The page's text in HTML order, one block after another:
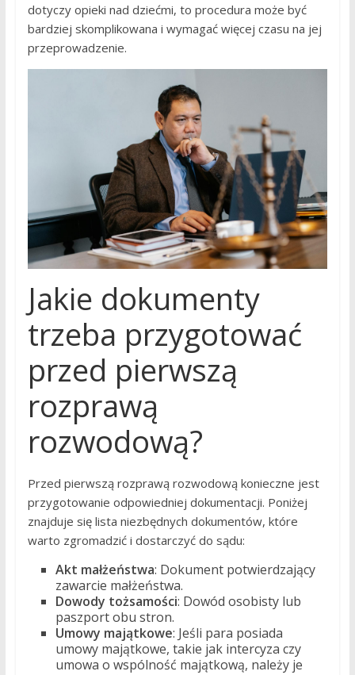
dotyczy opieki nad dziećmi, to procedura może być
bardziej skomplikowana i wymagać więcej czasu na jej
przeprowadzenie.
Jakie dokumenty
trzeba przygotować
przed pierwszą
rozprawą
rozwodową?
Przed pierwszą rozprawą rozwodową konieczne jest
przygotowanie odpowiedniej dokumentacji. Poniżej
znajduje się lista niezbędnych dokumentów, które
warto zgromadzić i dostarczyć do sądu:
Akt małżeństwa: Dokument potwierdzający
zawarcie małżeństwa.
Dowody tożsamości: Dowód osobisty lub
paszport obu stron.
Umowy majątkowe: Jeśli para posiada
umowy majątkowe, takie jak intercyza czy
umowa o wspólność majątkową, należy je